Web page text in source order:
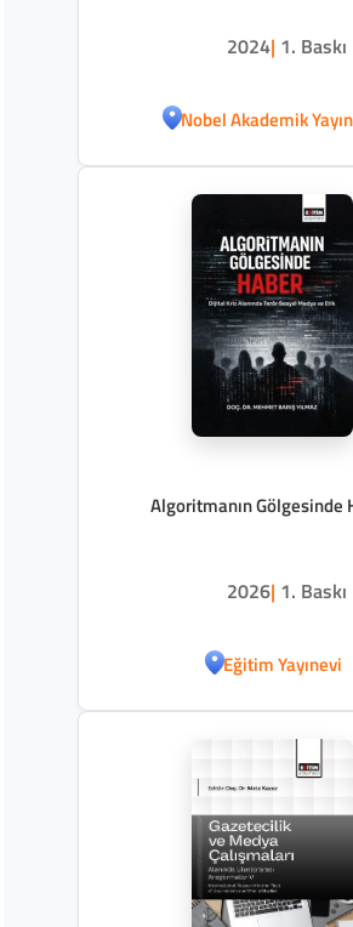
2024| 1. Baskı
Nobel Akademik
Algoritmanın Gölgesinde
2026| 1. Baskı
Eğitim Yayınevi